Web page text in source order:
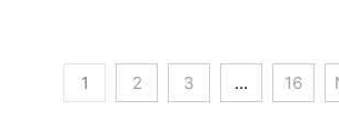
1 2 3 … 16